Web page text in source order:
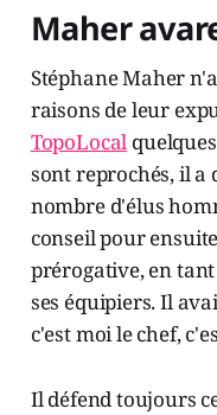
Maher
Stéphane Maher
raisons de leur
TopoLocal
sont reprochés, il
nombre d'élus
conseil pour
prérogative, en
ses équipiers. Il
c'est moi le chef,
Il défend toujours